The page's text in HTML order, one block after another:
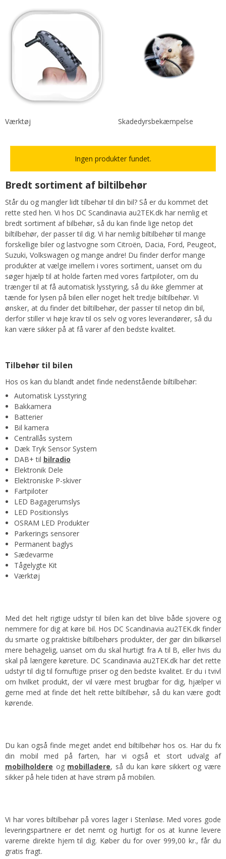
Værktøj Skadedyrsbekæmpelse
Ingen produkter fundet.
Bredt sortiment af biltilbehør
Står du og mangler lidt tilbehør til din bil? Så er du kommet det
rette sted hen. Vi hos DC Scandinavia au2TEK.dk har nemlig et
bredt sortiment af bilbehør, så du kan finde lige netop det
biltilbehør, der passer til dig. Vi har nemlig biltilbehør til mange
forskellige biler og lastvogne som Citroën, Dacia, Ford, Peugeot,
Suzuki, Volkswagen og mange andre! Du finder derfor mange
produkter at vælge imellem i vores sortiment, uanset om du
søger hjælp til at holde farten med vores fartpiloter, om du
trænger til at få automatisk lysstyring, så du ikke glemmer at
tænde for lysen på bilen eller noget helt tredje biltilbehør. Vi
ønsker, at du finder det biltilbehør, der passer til netop din bil,
derfor stiller vi høje krav til os selv og vores leverandører, så du
kan være sikker på at få varer af den bedste kvalitet.
Tilbehør til bilen
Hos os kan du blandt andet finde nedenstående biltilbehør:
Automatisk Lysstyring
Bakkamera
Batterier
Bil kamera
Centrallås system
Dæk Tryk Sensor System
DAB+ til bilradio
Elektronik Dele
Elektroniske P-skiver
Fartpiloter
LED Bagagerumslys
LED Positionslys
OSRAM LED Produkter
Parkerings sensorer
Permanent baglys
Sædevarme
Tågelygte Kit
Værktøj
Med det helt rigtige udstyr til bilen kan det blive både sjovere og
nemmere for dig at køre bil. Hos DC Scandinavia au2TEK.dk finder
du smarte og praktiske biltilbehørs produkter, der gør din bilkørsel
mere behagelig, uanset om du skal hurtigt fra A til B, eller hvis du
skal på længere køreture. DC Scandinavia au2TEK.dk har det rette
udstyr til dig til fornuftige priser og den bedste kvalitet. Er du i tvivl
om hvilket produkt, der vil være mest brugbar for dig, hjælper vi
gerne med at finde det helt rette biltilbehør, så du kan være godt
kørende.
Du kan også finde meget andet end biltilbehør hos os. Har du fx
din mobil med på farten, har vi også et stort udvalg af
mobilholdere og mobilladere, så du kan køre sikkert og være
sikker på hele tiden at have strøm på mobilen.
Vi har vores biltilbehør på vores lager i Stenløse. Med vores gode
leveringspartnere er det nemt og hurtigt for os at kunne levere
varerne direkte hjem til dig. Køber du for over 999,00 kr., får du
gratis fragt.